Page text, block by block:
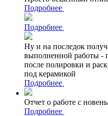
Подробнее
Подробнее
Ну и на последок
выполненной работы -
после полировки и
под керамикой
Подробнее
Отчет о работе с
Подробнее